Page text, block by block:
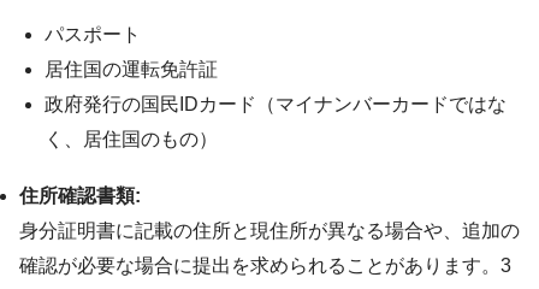
パスポート
居住国の運転免許証
政府発行の国民IDカード（マイナンバーカードではな
く、居住国のもの）
住所確認書類:
身分証明書に記載の住所と現住所が異なる場合や、追加の
確認が必要な場合に提出を求められることがあります。3